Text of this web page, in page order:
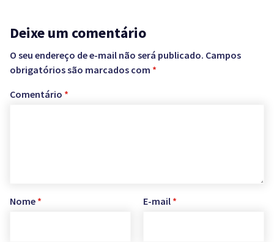
Deixe um comentário
O seu endereço de e-mail não será publicado. Campos
obrigatórios são marcados com *
Comentário *
Nome * E-mail *